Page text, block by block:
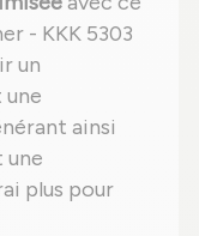
- KKK 5303
un
ainsi
une
plus pour